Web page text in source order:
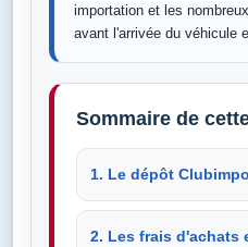
importation et les
avant l'arrivée du véhicule
Sommaire de
1. Le dépôt
2. Les frais d'achats